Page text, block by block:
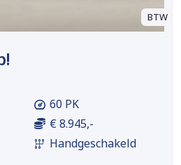
BTW
60 PK
€ 8.945,-
Handgeschakeld